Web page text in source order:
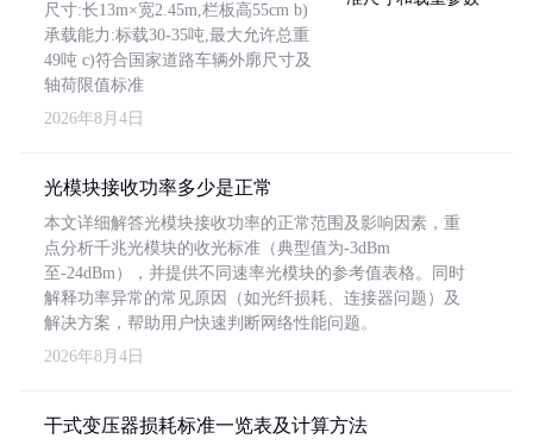
尺寸:长13m×宽2.45m,栏板高55cm b)
承载能力:标载30-35吨,最大允许总重
49吨 c)符合国家道路车辆外廓尺寸及
轴荷限值标准
2026年8月4日
光模块接收功率多少是正常
本文详细解答光模块接收功率的正常范围及影响因素，重
点分析千兆光模块的收光标准（典型值为-3dBm
至-24dBm），并提供不同速率光模块的参考值表格。同时
解释功率异常的常见原因（如光纤损耗、连接器问题）及
解决方案，帮助用户快速判断网络性能问题。
2026年8月4日
干式变压器损耗标准一览表及计算方法